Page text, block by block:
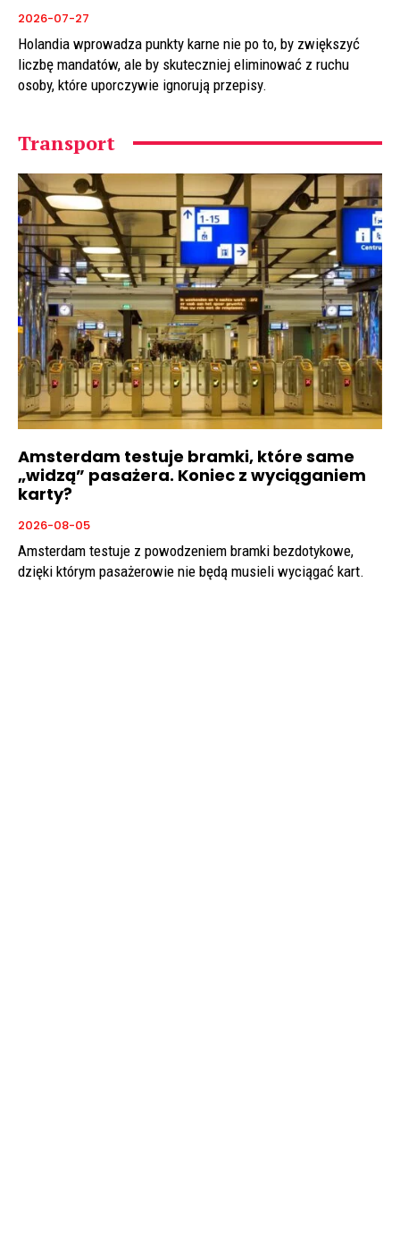
2026-07-27
Holandia wprowadza punkty karne nie po to, by zwiększyć
liczbę mandatów, ale by skuteczniej eliminować z ruchu
osoby, które uporczywie ignorują przepisy.
Transport
Amsterdam testuje bramki, które same
„widzą” pasażera. Koniec z wyciąganiem
karty?
2026-08-05
Amsterdam testuje z powodzeniem bramki bezdotykowe,
dzięki którym pasażerowie nie będą musieli wyciągać kart.